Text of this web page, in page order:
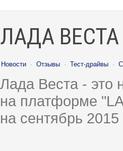
ЛАДА ВЕСТА
Новости · Отзывы · Тест-драйвы ·
Лада Веста - это
на платформе
на сентябрь